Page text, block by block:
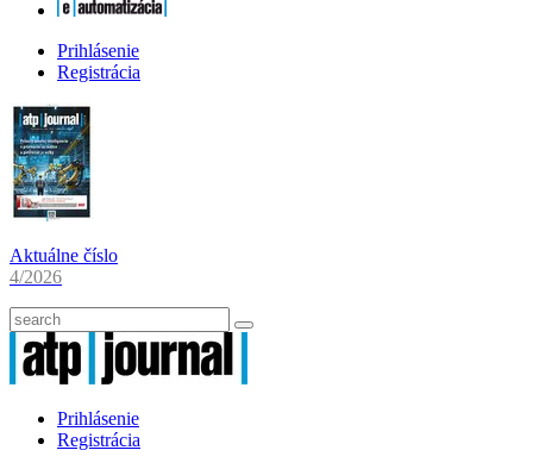
Prihlásenie
Registrácia
Aktuálne číslo
4/2026
Prihlásenie
Registrácia